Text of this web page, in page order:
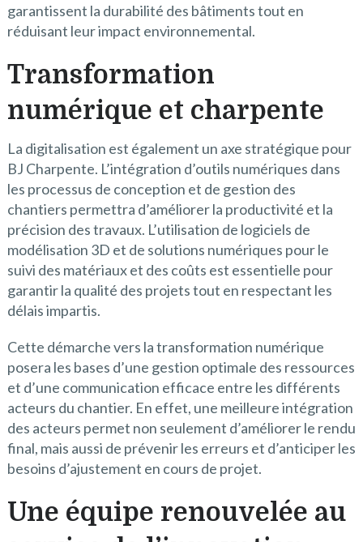
garantissent la durabilité des bâtiments tout en
réduisant leur impact environnemental.
Transformation
numérique et charpente
La digitalisation est également un axe stratégique pour
BJ Charpente. L’intégration d’outils numériques dans
les processus de conception et de gestion des
chantiers permettra d’améliorer la productivité et la
précision des travaux. L’utilisation de logiciels de
modélisation 3D et de solutions numériques pour le
suivi des matériaux et des coûts est essentielle pour
garantir la qualité des projets tout en respectant les
délais impartis.
Cette démarche vers la transformation numérique
posera les bases d’une gestion optimale des ressources
et d’une communication efficace entre les différents
acteurs du chantier. En effet, une meilleure intégration
des acteurs permet non seulement d’améliorer le rendu
final, mais aussi de prévenir les erreurs et d’anticiper les
besoins d’ajustement en cours de projet.
Une équipe renouvelée au